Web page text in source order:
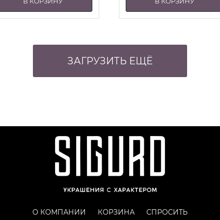
ЗАГРУЗИТЬ ЕЩЁ
О КОМПАНИИ КОРЗИНА СПРОСИТЬ